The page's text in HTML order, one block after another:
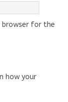
browser for the
how your